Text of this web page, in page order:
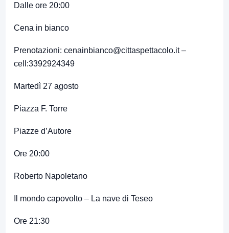
Dalle ore 20:00
Cena in bianco
Prenotazioni: cenainbianco@cittaspettacolo.it –
cell:3392924349
Martedì 27 agosto
Piazza F. Torre
Piazze d’Autore
Ore 20:00
Roberto Napoletano
Il mondo capovolto – La nave di Teseo
Ore 21:30